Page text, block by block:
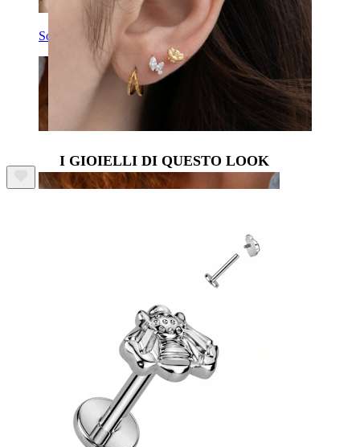
Sopracciglio
I GIOIELLI DI QUESTO LOOK